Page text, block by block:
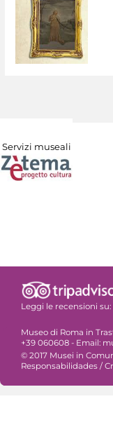
Servizi museali
Leggi le recensioni su:
Museo di Roma in
+39 060608 - Email:
© 2017 Musei in
Responsabilidades /